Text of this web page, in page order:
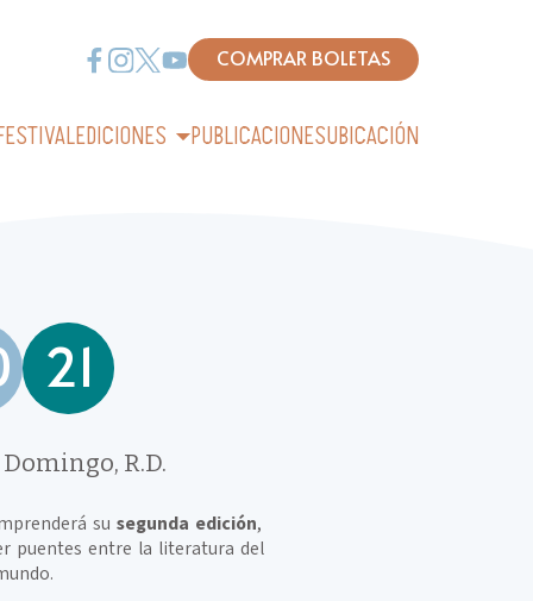
COMPRAR BOLETAS
EDICIONES PUBLICACIONESUBICACIÓN
21
R.D.
susegunda edición,
puentes entre la literatura del